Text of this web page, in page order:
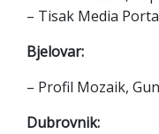
– Tisak Media
Bjelovar:
– Profil Mozaik,
Dubrovnik: